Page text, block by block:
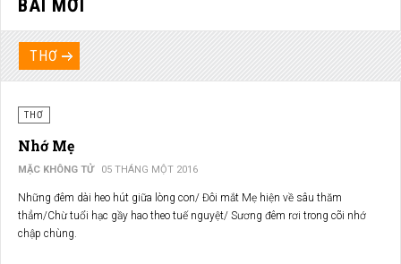
BÀI MỚI
THƠ
THƠ
Nhớ Mẹ
MẶC KHÔNG TỬ 05 THÁNG MỘT 2016
Những đêm dài heo hút giữa lòng con/ Đôi mắt Mẹ hiện về sâu thăm
thẳm/Chừ tuổi hạc gầy hao theo tuế nguyệt/ Sương đêm rơi trong cõi nhớ
chập chùng.